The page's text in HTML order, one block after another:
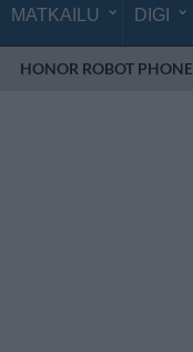
MATKAILU DIGI
HONOR ROBOT PHONE